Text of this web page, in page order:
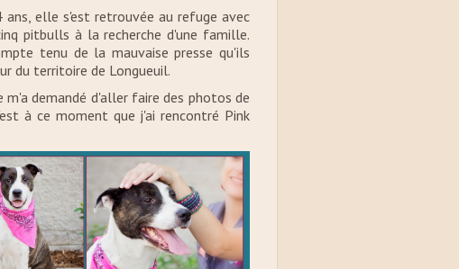
elle s'est retrouvée au refuge avec
pitbulls à la recherche d'une famille.
tenu de la mauvaise presse qu'ils
du territoire de Longueuil.
demandé d'aller faire des photos de
à ce moment que j'ai rencontré Pink